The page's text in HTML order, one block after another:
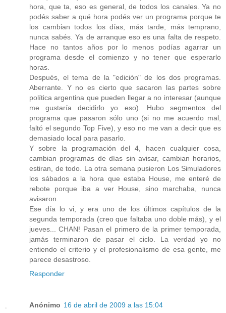
hora, que ta, eso es general, de todos los canales. Ya no
podés saber a qué hora podés ver un programa porque te
los cambian todos los días, más tarde, más temprano,
nunca sabés. Ya de arranque eso es una falta de respeto.
Hace no tantos años por lo menos podías agarrar un
programa desde el comienzo y no tener que esperarlo
horas.
Después, el tema de la "edición" de los dos programas.
Aberrante. Y no es cierto que sacaron las partes sobre
política argentina que pueden llegar a no interesar (aunque
me gustaría decidirlo yo eso). Hubo segmentos del
programa que pasaron sólo uno (si no me acuerdo mal,
faltó el segundo Top Five), y eso no me van a decir que es
demasiado local para pasarlo.
Y sobre la programación del 4, hacen cualquier cosa,
cambian programas de días sin avisar, cambian horarios,
estiran, de todo. La otra semana pusieron Los Simuladores
los sábados a la hora que estaba House, me enteré de
rebote porque iba a ver House, sino marchaba, nunca
avisaron.
Ese día lo vi, y era uno de los últimos capítulos de la
segunda temporada (creo que faltaba uno doble más), y el
jueves... CHAN! Pasan el primero de la primer temporada,
jamás terminaron de pasar el ciclo. La verdad yo no
entiendo el criterio y el profesionalismo de esa gente, me
parece desastroso.
Responder
Anónimo 16 de abril de 2009 a las 15:04